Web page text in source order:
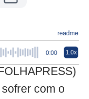
readme
0:00 1.0x
com o